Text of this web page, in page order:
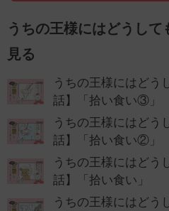
うちの王様にはどうし
見る
うちの王様にはどう
話】「拾い食い③」
うちの王様にはどう
話】「拾い食い②」
うちの王様にはどう
話】「拾い食い」
うちの王様にはどう